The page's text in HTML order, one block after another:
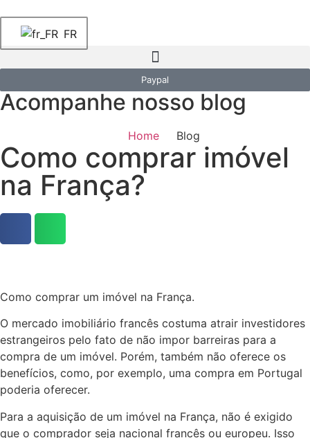
FR
Paypal
Acompanhe nosso blog
Home Blog
Como comprar imóvel
na França?
Como comprar um imóvel na França.
O mercado imobiliário francês costuma atrair investidores
estrangeiros pelo fato de não impor barreiras para a
compra de um imóvel. Porém, também não oferece os
benefícios, como, por exemplo, uma compra em Portugal
poderia oferecer.
Para a aquisição de um imóvel na França, não é exigido
que o comprador seja nacional francês ou europeu. Isso